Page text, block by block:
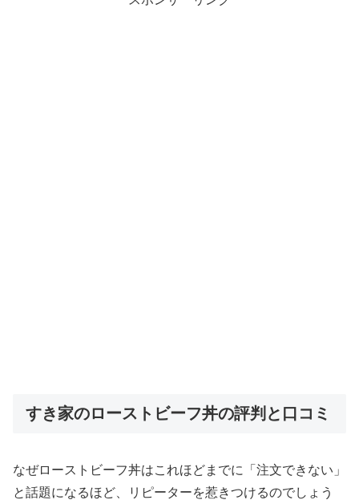
すき家のローストビーフ丼の評判と口コミ
なぜローストビーフ丼はこれほどまでに「注文できない」
と話題になるほど、リピーターを惹きつけるのでしょう